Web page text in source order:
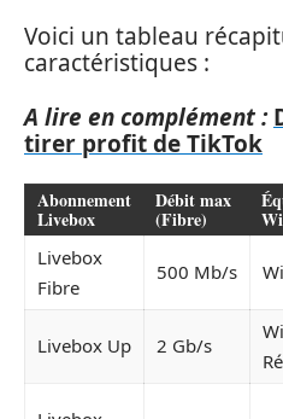
Voici un tableau
caractéristiques :
A lire en complément :
tirer profit de TikTok
Abonnement
Livebox
Débit max
(Fibre)
Livebox
Fibre
500 Mb/s
Livebox Up 2 Gb/s